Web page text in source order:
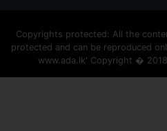
Copyrights protected: All the
protected and can be reproduced
www.ada.lk' Copyright �